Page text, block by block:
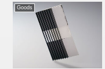
Goods